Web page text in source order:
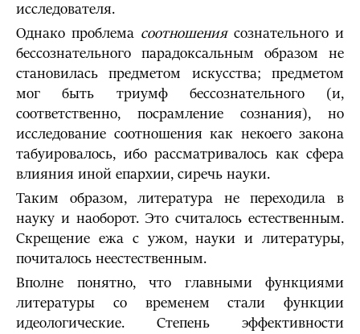
исследователя.
Однако проблема соотношениясознательного и
бессознательного парадоксальным образом не
становилась предметом искусства; предметом
мог быть триумф бессознательного (и,
соответственно, посрамление сознания), но
исследование соотношения как некоего закона
табуировалось, ибо рассматривалось как сфера
влияния иной епархии, сиречь науки.
Таким образом, литература не переходила в
науку и наоборот. Это считалось естественным.
Скрещение ежа с ужом, науки и литературы,
почиталось неестественным.
Вполне понятно, что главными функциями
литературы со временем стали функции
идеологические. Степень эффективности